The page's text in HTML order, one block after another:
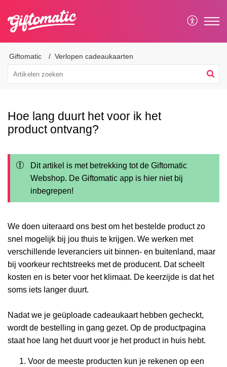
Giftomatic Verlopen cadeaukaarten
Hoe lang duurt het voor ik het
product ontvang?
Dit artikel is met betrekking tot de Giftomatic
Webshop. De Giftomatic app is hier niet bij
inbegrepen!
We doen uiteraard ons best om het bestelde product zo
snel mogelijk bij jou thuis te krijgen. We werken met
verschillende leveranciers uit binnen- en buitenland, maar
bij voorkeur rechtstreeks met de producent. Dat scheelt
kosten en is beter voor het klimaat. De keerzijde is dat het
soms iets langer duurt.
Nadat we je geüploade cadeaukaart hebben gecheckt,
wordt de bestelling in gang gezet. Op de productpagina
staat hoe lang het duurt voor je het product in huis hebt.
Voor de meeste producten kun je rekenen op een